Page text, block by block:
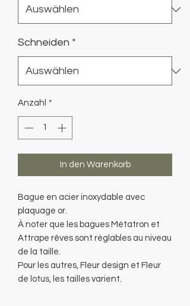
Schneiden *
Anzahl *
In den Warenkorb
Bague en acier inoxydable avec
plaquage or.
À noter que les bagues Métatron et
Attrape rêves sont réglables au niveau
de la taille.
Pour les autres, Fleur design et Fleur
de lotus, les tailles varient.